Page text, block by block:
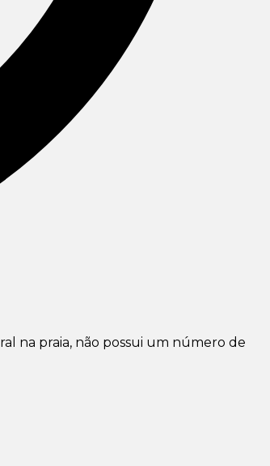
na praia, não possui um número de